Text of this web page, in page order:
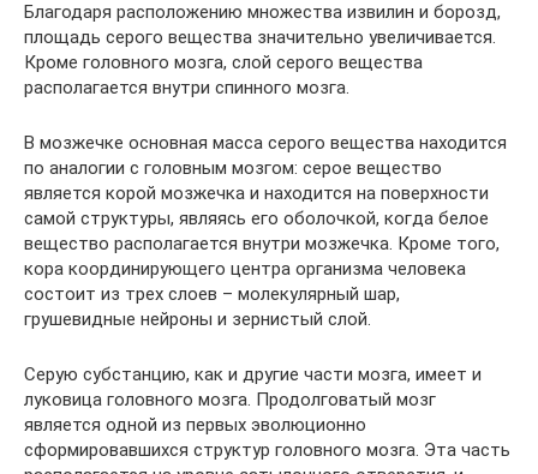
Благодаря расположению множества извилин и борозд,
площадь серого вещества значительно увеличивается.
Кроме головного мозга, слой серого вещества
располагается внутри спинного мозга.
В мозжечке основная масса серого вещества находится
по аналогии с головным мозгом: серое вещество
является корой мозжечка и находится на поверхности
самой структуры, являясь его оболочкой, когда белое
вещество располагается внутри мозжечка. Кроме того,
кора координирующего центра организма человека
состоит из трех слоев – молекулярный шар,
грушевидные нейроны и зернистый слой.
Серую субстанцию, как и другие части мозга, имеет и
луковица головного мозга. Продолговатый мозг
является одной из первых эволюционно
сформировавшихся структур головного мозга. Эта часть